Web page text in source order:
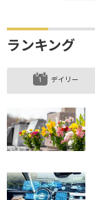
ランキング
デイリー